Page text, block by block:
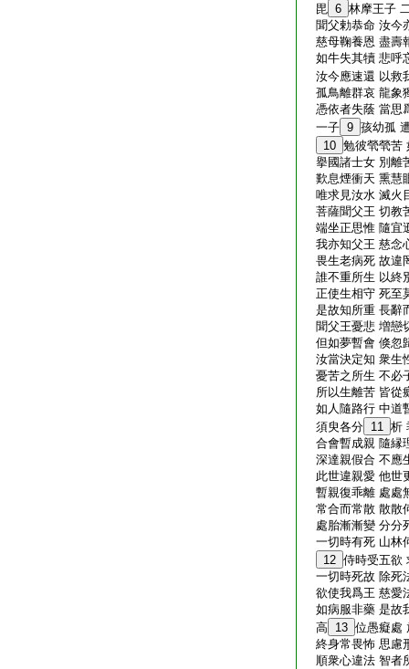
毘 6 林摩王子
聞父勅恭命 汝今
慈母鞠養恩 盡壽
如牛失其犢 悲呼
汝今應速還 以救
孤鳥離群哀 龍象
憑依者失蔭 當思
一子 9 孩幼孤
10 勉彼煢煢苦
擧國諸士女 別離
歎息煙衝天 熏慧
唯求見汝水 滅火
菩薩聞父王 切教
端坐正思惟 隨宜
我亦知父王 慈念
畏生老病死 故違
誰不重所生 以終
正使生相守 死至
是故知所重 長辭
聞父王憂悲 増戀
但如夢暫會 倏忽
汝當決定知 衆生
憂苦之所生 不必
所以生離苦 皆從
如人隨路行 中道
須臾各分 11 析
合會暫成親 隨縁
深達親假合 不應
此世違親愛 他世
暫親復乖離 處處
常合而常散 散散
處胎漸漸變 分分
一切時有死 山林
12 侍時受五欲
一切時死故 除死
欲使我爲王 慈愛
如病服非藥 是故
高 13 位愚癡處
終身常畏怖 思慮
順衆心違法 智者